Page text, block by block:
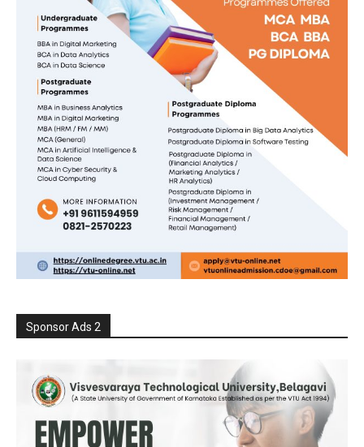
Sponsor Ads 2